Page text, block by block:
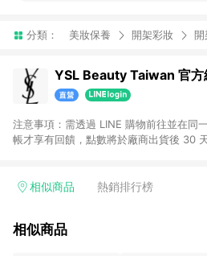
分類： 美妝保養 開架彩妝
YSL Beauty Taiwan 官方
注意事項：需透過 LINE 購物前往並在同
帳才享有回饋，點數將於廠商出貨後 30
相似商品 熱銷排行榜
相似商品